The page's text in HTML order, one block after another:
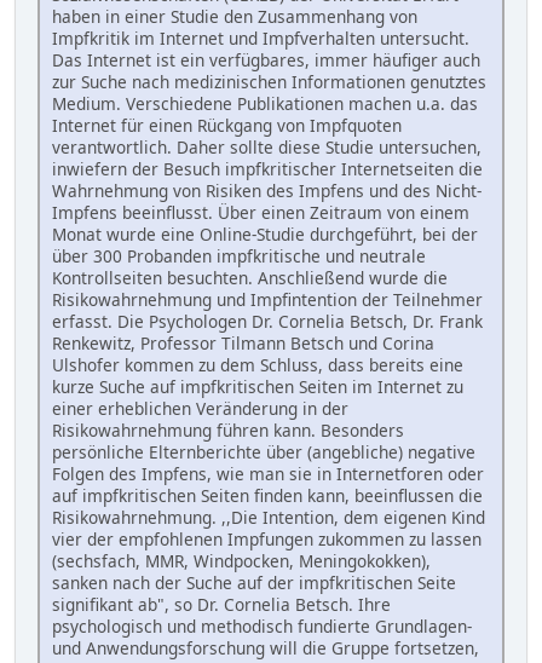
haben in einer Studie den Zusammenhang von
Impfkritik im Internet und Impfverhalten untersucht.
Das Internet ist ein verfügbares, immer häufiger auch
zur Suche nach medizinischen Informationen genutztes
Medium. Verschiedene Publikationen machen u.a. das
Internet für einen Rückgang von Impfquoten
verantwortlich. Daher sollte diese Studie untersuchen,
inwiefern der Besuch impfkritischer Internetseiten die
Wahrnehmung von Risiken des Impfens und des Nicht-
Impfens beeinflusst. Über einen Zeitraum von einem
Monat wurde eine Online-Studie durchgeführt, bei der
über 300 Probanden impfkritische und neutrale
Kontrollseiten besuchten. Anschließend wurde die
Risikowahrnehmung und Impfintention der Teilnehmer
erfasst. Die Psychologen Dr. Cornelia Betsch, Dr. Frank
Renkewitz, Professor Tilmann Betsch und Corina
Ulshofer kommen zu dem Schluss, dass bereits eine
kurze Suche auf impfkritischen Seiten im Internet zu
einer erheblichen Veränderung in der
Risikowahrnehmung führen kann. Besonders
persönliche Elternberichte über (angebliche) negative
Folgen des Impfens, wie man sie in Internetforen oder
auf impfkritischen Seiten finden kann, beeinflussen die
Risikowahrnehmung. ,,Die Intention, dem eigenen Kind
vier der empfohlenen Impfungen zukommen zu lassen
(sechsfach, MMR, Windpocken, Meningokokken),
sanken nach der Suche auf der impfkritischen Seite
signifikant ab", so Dr. Cornelia Betsch. Ihre
psychologisch und methodisch fundierte Grundlagen-
und Anwendungsforschung will die Gruppe fortsetzen,